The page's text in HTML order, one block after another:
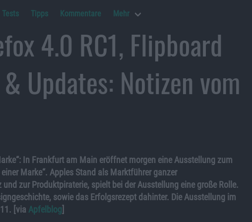
Tests Tipps Kommentare Mehr
4.0 RC1, Flipboard
Updates: Notizen vom
In Frankfurt am Main eröffnet morgen eine Ausstellung zum
Marke“. Apples Stand als Marktführer ganzer
zur Produktpiraterie, spielt bei der Ausstellung eine große Rolle.
sowie das Erfolgsrezept dahinter. Die Ausstellung im
[via Apfelblog